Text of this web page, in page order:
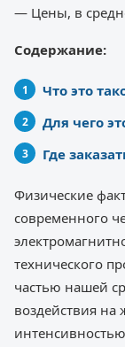
— Цены, в
Содержание:
Что это
Для чего
Где
Физические
современного
технического
частью нашей
воздействия